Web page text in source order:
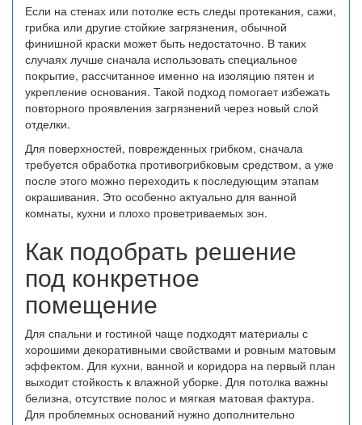
Если на стенах или потолке есть следы протекания, сажи,
грибка или другие стойкие загрязнения, обычной
финишной краски может быть недостаточно. В таких
случаях лучше сначала использовать специальное
покрытие, рассчитанное именно на изоляцию пятен и
укрепление основания. Такой подход помогает избежать
повторного проявления загрязнений через новый слой
отделки.
Для поверхностей, поврежденных грибком, сначала
требуется обработка противогрибковым средством, а уже
после этого можно переходить к последующим этапам
окрашивания. Это особенно актуально для ванной
комнаты, кухни и плохо проветриваемых зон.
Как подобрать решение
под конкретное
помещение
Для спальни и гостиной чаще подходят материалы с
хорошими декоративными свойствами и ровным матовым
эффектом. Для кухни, ванной и коридора на первый план
выходит стойкость к влажной уборке. Для потолка важны
белизна, отсутствие полос и мягкая матовая фактура.
Для проблемных оснований нужно дополнительно